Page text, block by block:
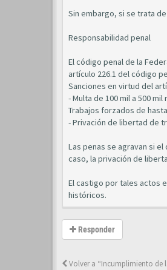
Sin embargo, si se trata
Responsabilidad penal
El código penal de la
artículo 226.1 del código
Sanciones en virtud del
- Multa de 100 mil a 500 mil
Trabajos forzados de
- Privación de libertad de
Las penas se agravan si
caso, la privación de
El castigo por tales actos
históricos.
Responder
Volver a “Incumplimiento de